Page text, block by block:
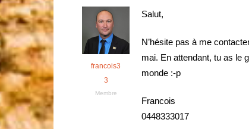
francois3
3
Membre
Salut,
N’hésite pas à me
mai. En attendant, tu as le
monde :-p
Francois
0448333017